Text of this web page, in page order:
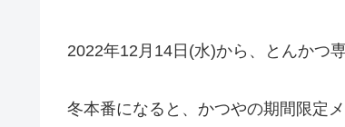
2022年12月14日(水)から、とんかつ
冬本番になると、かつやの期間限定